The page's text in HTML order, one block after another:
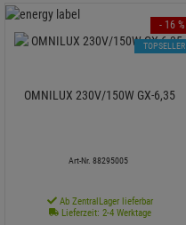
OMNILUX 230V/150W GX-6,35
Art-Nr. 88295005
Ab ZentralLager lieferbar
Lieferzeit: 2-4 Werktage
- 16 %
TOPSELLER